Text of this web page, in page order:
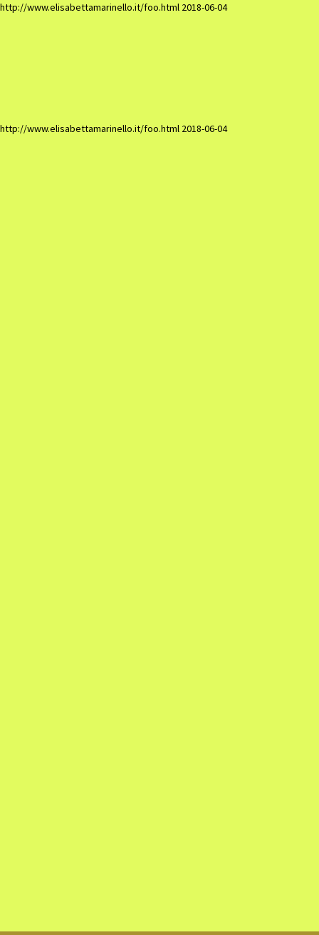
http://www.elisabettamarinello.it/foo.html 2018-06-04
http://www.elisabettamarinello.it/foo.html 2018-06-04